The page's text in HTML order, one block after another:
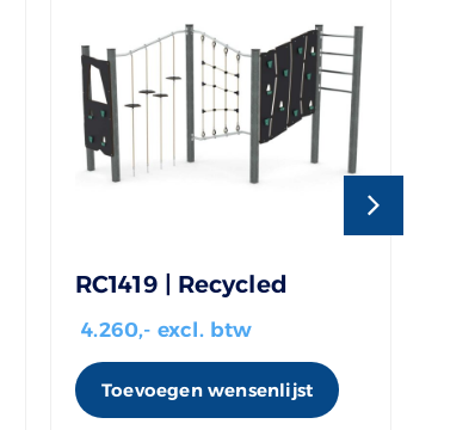
RC1419 | Recycled
4.260,- excl. btw
Toevoegen wensenlijst